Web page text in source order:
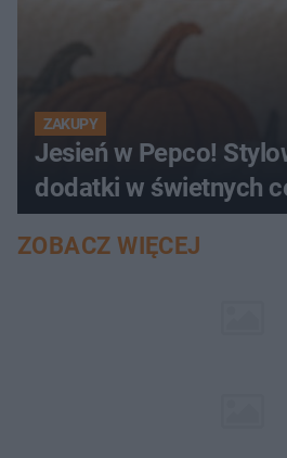
ZAKUPY
Jesień w Pepco!
dodatki w świetnych
ZOBACZ WIĘCEJ